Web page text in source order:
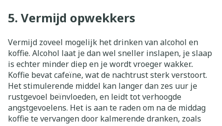
5. Vermijd opwekkers
Vermijd zoveel mogelijk het drinken van alcohol en
koffie. Alcohol laat je dan wel sneller inslapen, je slaap
is echter minder diep en je wordt vroeger wakker..
Koffie bevat cafeïne, wat de nachtrust sterk verstoort.
Het stimulerende middel kan langer dan zes uur je
rustgevoel beïnvloeden, en leidt tot verhoogde
angstgevoelens. Het is aan te raden om na de middag
koffie te vervangen door kalmerende dranken, zoals